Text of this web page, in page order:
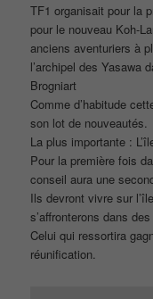
TF1 organisait pour la
pour le nouveau Koh-
anciens aventuriers à
l’archipel des Yasawa
Brogniart
Comme d’habitude
son lot de nouveautés.
La plus importante :
Pour la première fois
conseil aura une
Ils devront vivre sur
s’affronterons dans
Celui qui ressortira
réunification.